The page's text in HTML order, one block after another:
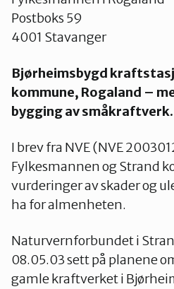
Postboks 59
4001 Stavanger
Bjørheimsbygd
kommune, Rogaland –
bygging av småkraftverk.
I brev fra NVE (NVE
Fylkesmannen og Strand
vurderinger av skader og
ha for almenheten.
Naturvernforbundet i
08.05.03 sett på planene
gamle kraftverket i